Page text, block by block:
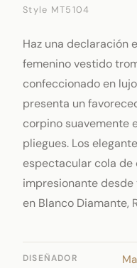
Style MT5104
Haz una declaración
femenino vestido
confeccionado en
presenta un
corpino suavemente
pliegues. Los
espectacular cola de
impresionante
en Blanco Diamante,
DISEÑADOR